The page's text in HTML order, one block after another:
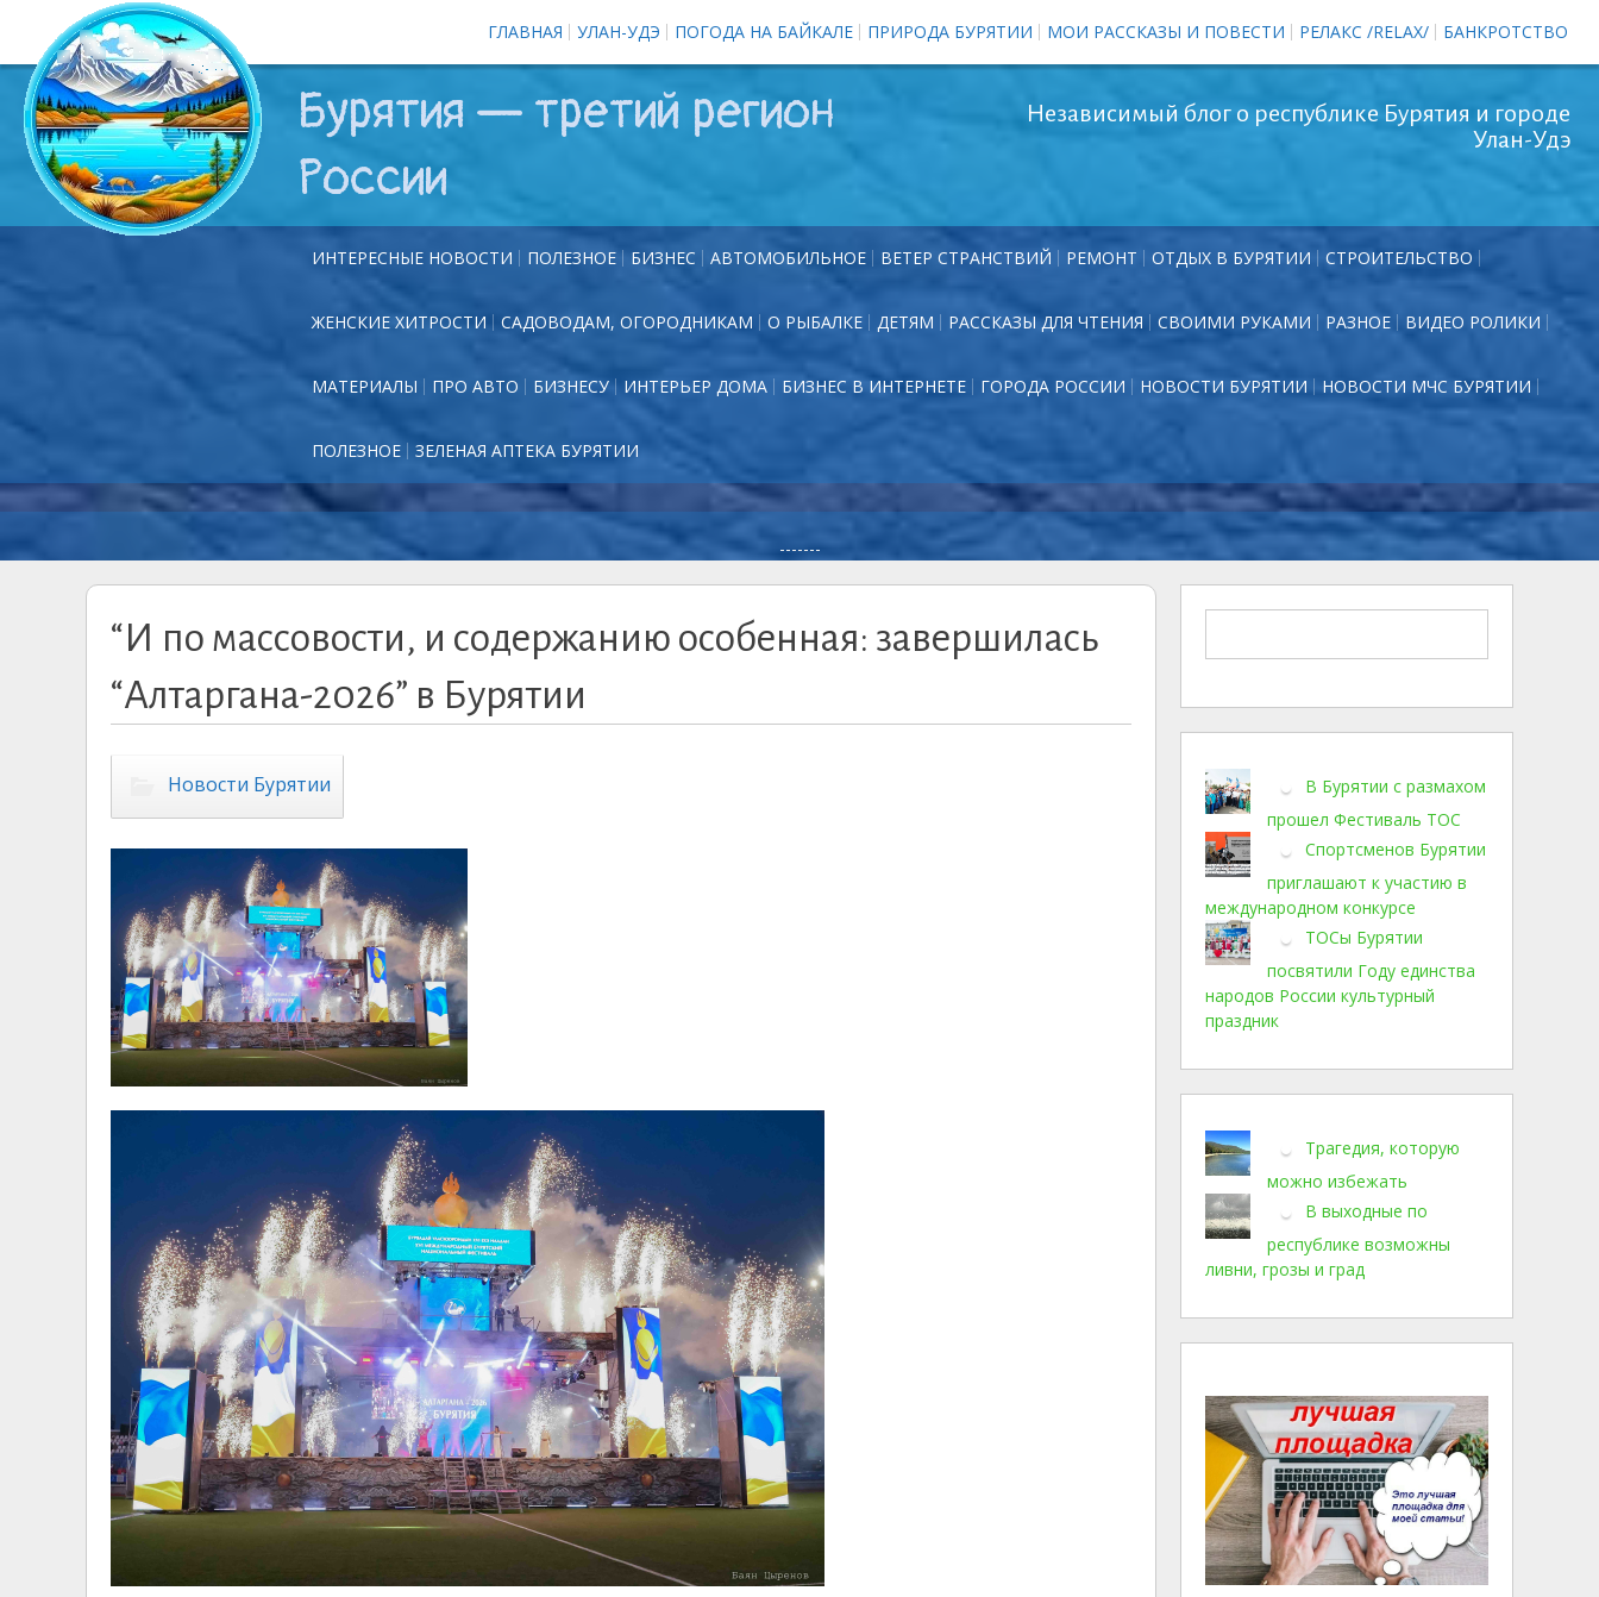
ГЛАВНАЯ УЛАН-УДЭ ПОГОДА НА БАЙКАЛЕ ПРИРОДА БУРЯТИИ МОИ РАССКАЗЫ И ПОВЕСТИ РЕЛАКС /RELAX/ БАНКРОТСТВО
Бурятия — третий регион
России
Независимый блог о республике Бурятия и городе
Улан-Удэ
ИНТЕРЕСНЫЕ НОВОСТИ ПОЛЕЗНОЕ БИЗНЕС АВТОМОБИЛЬНОЕ ВЕТЕР СТРАНСТВИЙ РЕМОНТ ОТДЫХ В БУРЯТИИ СТРОИТЕЛЬСТВО
ЖЕНСКИЕ ХИТРОСТИ САДОВОДАМ, ОГОРОДНИКАМ О РЫБАЛКЕ ДЕТЯМ РАССКАЗЫ ДЛЯ ЧТЕНИЯ СВОИМИ РУКАМИ РАЗНОЕ ВИДЕО РОЛИКИ
МАТЕРИАЛЫ ПРО АВТО БИЗНЕСУ ИНТЕРЬЕР ДОМА БИЗНЕС В ИНТЕРНЕТЕ ГОРОДА РОССИИ НОВОСТИ БУРЯТИИ НОВОСТИ МЧС БУРЯТИИ
ПОЛЕЗНОЕ ЗЕЛЕНАЯ АПТЕКА БУРЯТИИ
-------
“И по массовости, и содержанию особенная: завершилась
“Алтаргана-2026” в Бурятии
Новости Бурятии
В Бурятии с размахом
прошел Фестиваль ТОС
Спортсменов Бурятии
приглашают к участию в
международном конкурсе
ТОСы Бурятии
посвятили Году единства
народов России культурный
праздник
Трагедия, которую
можно избежать
В выходные по
республике возможны
ливни, грозы и град